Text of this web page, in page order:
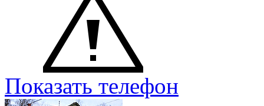
Показать телефон